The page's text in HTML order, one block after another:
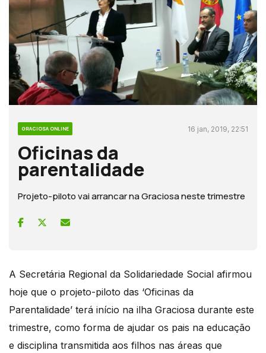
GRACIOSA ONLINE 16 jan, 2019, 22:51
Oficinas da
parentalidade
Projeto-piloto vai arrancar na Graciosa neste trimestre
A Secretária Regional da Solidariedade Social afirmou
hoje que o projeto-piloto das ‘Oficinas da
Parentalidade’ terá início na ilha Graciosa durante este
trimestre, como forma de ajudar os pais na educação
e disciplina transmitida aos filhos nas áreas que